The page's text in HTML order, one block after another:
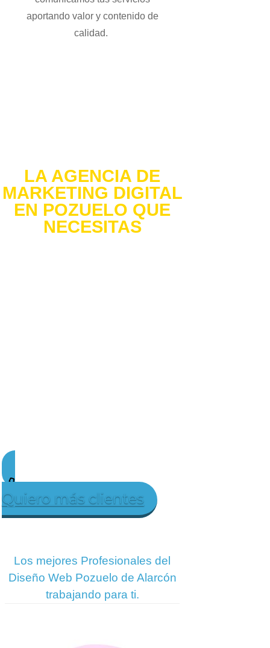
aportando valor y contenido de
calidad.
LA AGENCIA DE
MARKETING DIGITAL
EN POZUELO QUE
NECESITAS
Quiero más clientes
Los mejores Profesionales del
Diseño Web Pozuelo de Alarcón
trabajando para ti.